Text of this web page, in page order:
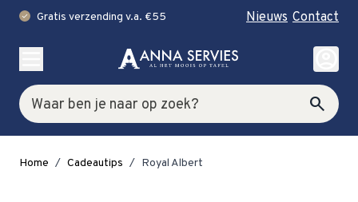
check Gratis verzending v.a. €55 Nieuws Contact
Zoek search
account_circle
Home / Cadeautips / Royal Albert